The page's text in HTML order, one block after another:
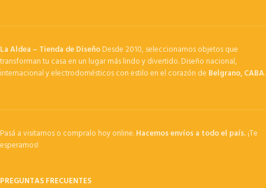
La Aldea – Tienda de DiseñoDesde 2010, seleccionamos objetos que
transforman tu casa en un lugar más lindo y divertido. Diseño nacional,
internacional y electrodomésticos con estilo en el corazón de Belgrano, CABA.
Pasá a visitarnos o compralo hoy online.Hacemos envíos a todo el país.¡Te
esperamos!
PREGUNTAS FRECUENTES